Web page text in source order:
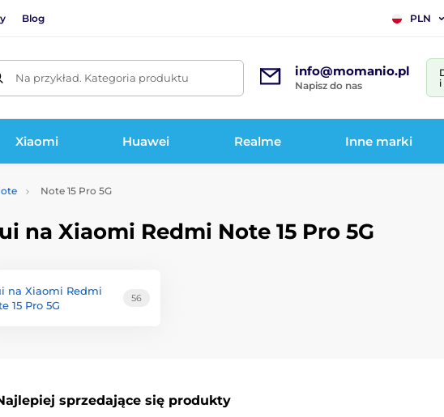
Blog PLN
Na przykład. Kategoria produktu info@momanio.pl
Napisz do nas
Xiaomi Huawei Realme Inne marki
Note 15 Pro 5G
na Xiaomi Redmi Note 15 Pro 5G
na Xiaomi Redmi
15 Pro 5G
56
sprzedające się produkty